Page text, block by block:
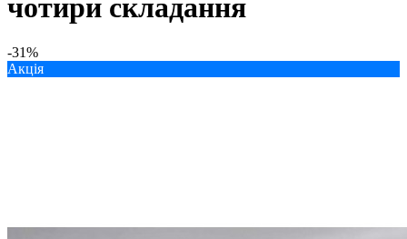
чотири складання
-31%
Акція